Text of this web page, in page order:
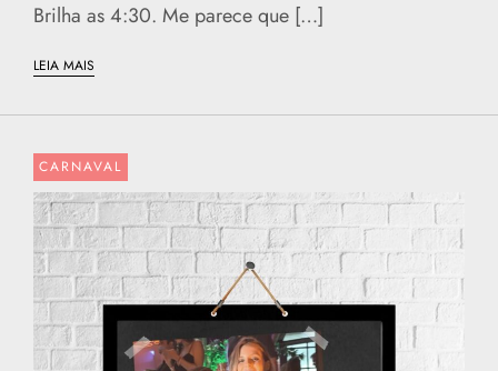
Brilha as 4:30. Me parece que […]
LEIA MAIS
CARNAVAL